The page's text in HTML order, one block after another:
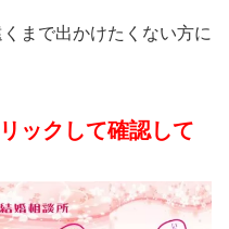
まで出かけたくない方に
ックして確認して